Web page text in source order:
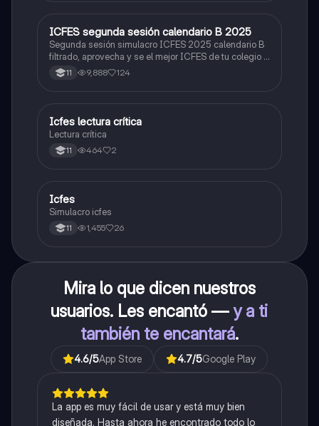
ICFES: Lectura Crítica
ICFES segunda sesión calendario B 2025
Segunda sesión simulacro ICFES 2025 calendario B
filtrado, aprovecha y se el mejor ICFES de tu colegio y
poder ingresar a universidad, y estudiar aquella
carrera con la que tanto sueñas.
11 9,888 124
Lengua Castellana
Icfes lectura crítica
Lectura crítica
11 464 2
ICFES: Sociales y Ciudadanas
Icfes
Simulacro icfes
11 1,455 26
Mira lo que dicen nuestros
usuarios. Les encantó —y a ti
también te encantará.
4.6/5App Store 4.7/5Google Play
La app es muy fácil de usar y está muy bien
diseñada. Hasta ahora he encontrado todo lo